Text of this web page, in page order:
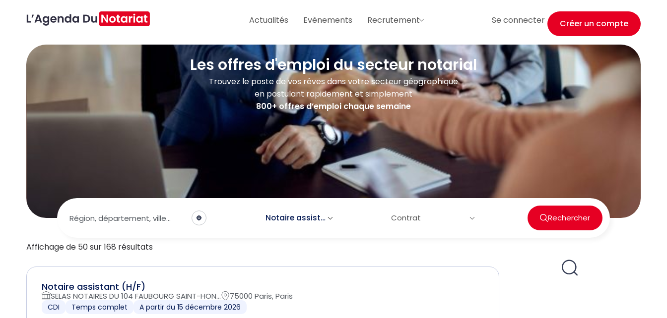
Actualités Evènements Recrutement Se connecter Créer un compte
Les offres d'emploi du secteur notarial
Trouvez le poste de vos rêves dans votre secteur géographique
en postulant rapidement et simplement
800+ offres d’emploi chaque semaine
Notaire assistant Contrat Rechercher
Affichage de 50 sur 168 résultats
Notaire assistant (H/F)
SELAS NOTAIRES DU 104 FAUBOURG SAINT-HON... 75000 Paris, Paris
CDI Temps complet A partir du 15 décembre 2026